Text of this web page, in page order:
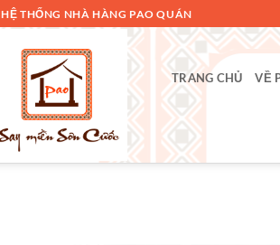
HỆ THỐNG NHÀ HÀNG PAO QUÁN
TRANG CHỦ VỀ